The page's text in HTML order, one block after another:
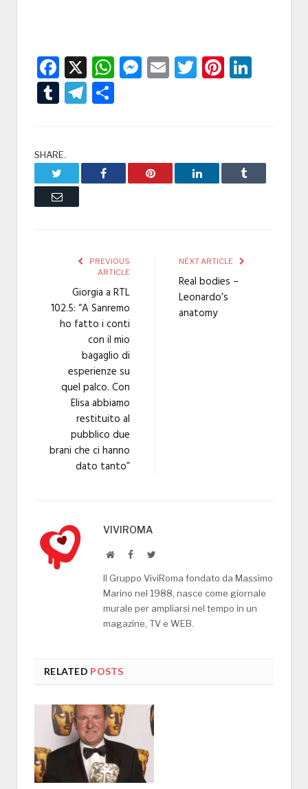
Facebook
X WhatsApp
Messenger
EmailTwitter
TumblrTelegram
SHARE.
Facebook Pinterest LinkedIn Tumblr
Email
PREVIOUS
ARTICLE
Giorgia a RTL
102.5: “A Sanremo
ho fatto i conti
con il mio
bagaglio di
esperienze su
quel palco. Con
Elisa abbiamo
restituito al
pubblico due
brani che ci hanno
dato tanto”
NEXT ARTICLE
Real bodies –
Leonardo’s
anatomy
VIVIROMA
WebsiteFacebookTwitter
Il Gruppo ViviRoma fondato da Massimo
Marino nel 1988, nasce come giornale
murale per ampliarsi nel tempo in un
magazine, TV e WEB.
RELATED POSTS